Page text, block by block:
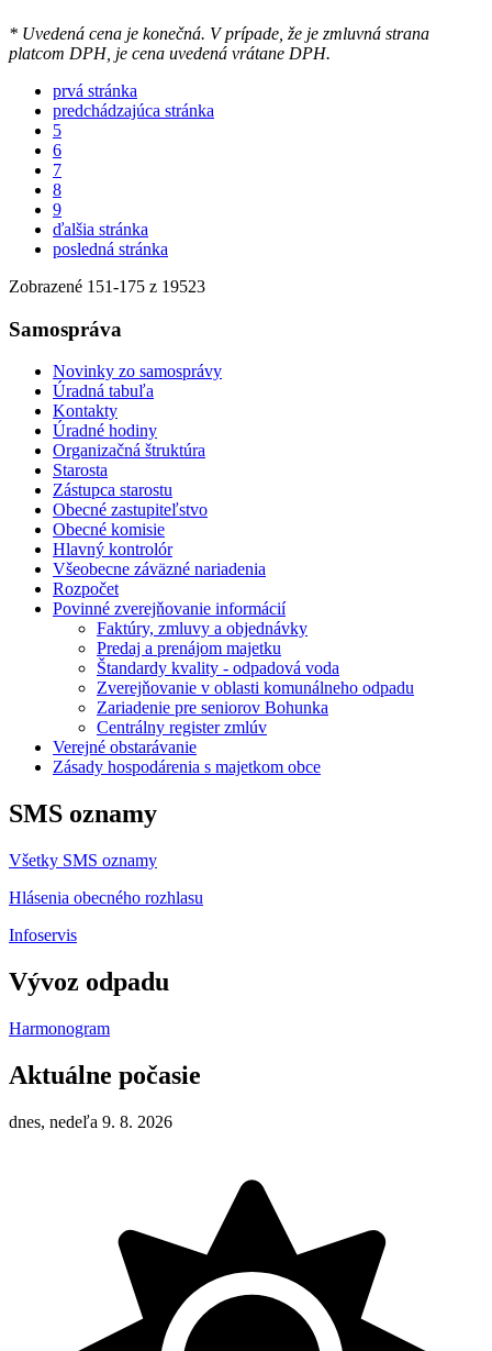
* Uvedená cena je konečná. V prípade, že je zmluvná strana
platcom DPH, je cena uvedená vrátane DPH.
prvá stránka
predchádzajúca stránka
5
6
7
8
9
ďalšia stránka
posledná stránka
Zobrazené 151-175 z 19523
Samospráva
Novinky zo samosprávy
Úradná tabuľa
Kontakty
Úradné hodiny
Organizačná štruktúra
Starosta
Zástupca starostu
Obecné zastupiteľstvo
Obecné komisie
Hlavný kontrolór
Všeobecne záväzné nariadenia
Rozpočet
Povinné zverejňovanie informácií
Faktúry, zmluvy a objednávky
Predaj a prenájom majetku
Štandardy kvality - odpadová voda
Zverejňovanie v oblasti komunálneho odpadu
Zariadenie pre seniorov Bohunka
Centrálny register zmlúv
Verejné obstarávanie
Zásady hospodárenia s majetkom obce
SMS oznamy
Všetky SMS oznamy
Hlásenia obecného rozhlasu
Infoservis
Vývoz odpadu
Harmonogram
Aktuálne počasie
dnes, nedeľa 9. 8. 2026